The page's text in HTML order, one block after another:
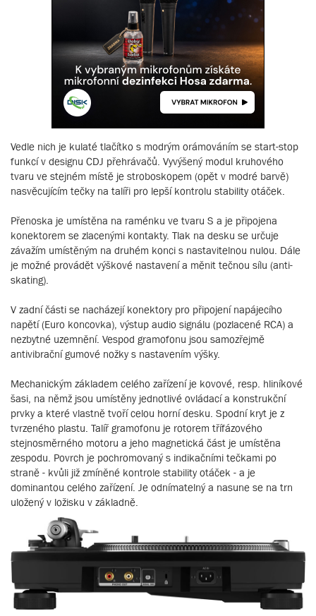
Vedle nich je kulaté tlačítko s modrým orámováním se start-stop
funkcí v designu CDJ přehrávačů. Vyvýšený modul kruhového
tvaru ve stejném místě je stroboskopem (opět v modré barvě)
nasvěcujícím tečky na talíři pro lepší kontrolu stability otáček.
Přenoska je umístěna na raménku ve tvaru S a je připojena
konektorem se zlacenými kontakty. Tlak na desku se určuje
závažím umístěným na druhém konci s nastavitelnou nulou. Dále
je možné provádět výškové nastavení a měnit tečnou sílu (anti-
skating).
V zadní části se nacházejí konektory pro připojení napájecího
napětí (Euro koncovka), výstup audio signálu (pozlacené RCA) a
nezbytné uzemnění. Vespod gramofonu jsou samozřejmě
antivibrační gumové nožky s nastavením výšky.
Mechanickým základem celého zařízení je kovové, resp. hliníkové
šasi, na němž jsou umístěny jednotlivé ovládací a konstrukční
prvky a které vlastně tvoří celou horní desku. Spodní kryt je z
tvrzeného plastu. Talíř gramofonu je rotorem třífázového
stejnosměrného motoru a jeho magnetická část je umístěna
zespodu. Povrch je pochromovaný s indikačními tečkami po
straně - kvůli již zmíněné kontrole stability otáček - a je
dominantou celého zařízení. Je odnímatelný a nasune se na trn
uložený v ložisku v základně.